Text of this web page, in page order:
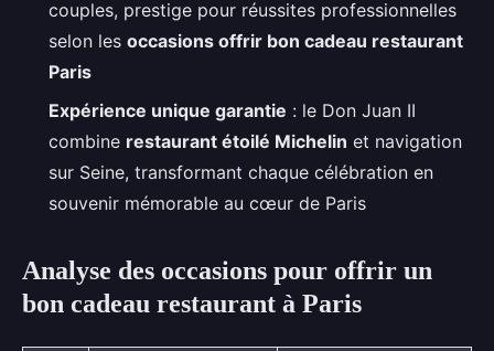
couples, prestige pour réussites professionnelles
selon les occasions offrir bon cadeau restaurant
Paris
Expérience unique garantie : le Don Juan II
combine restaurant étoilé Michelin et navigation
sur Seine, transformant chaque célébration en
souvenir mémorable au cœur de Paris
Analyse des occasions pour offrir un
bon cadeau restaurant à Paris